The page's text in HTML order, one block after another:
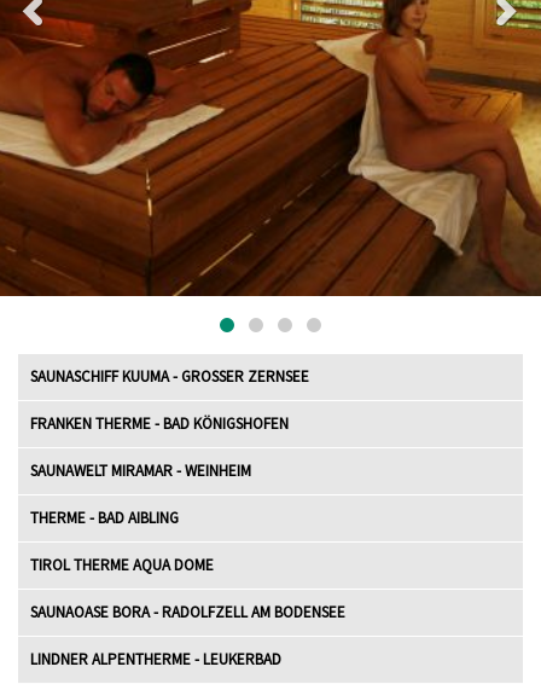
ENTSPANNUNG PUR
Previous Next
SAUNASCHIFF KUUMA - GROSSER ZERNSEE
FRANKEN THERME - BAD KÖNIGSHOFEN
SAUNAWELT MIRAMAR - WEINHEIM
THERME - BAD AIBLING
TIROL THERME AQUA DOME
SAUNAOASE BORA - RADOLFZELL AM BODENSEE
LINDNER ALPENTHERME - LEUKERBAD